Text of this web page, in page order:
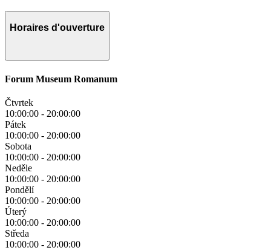
Horaires d'ouverture
Forum Museum Romanum
Čtvrtek
10:00:00 - 20:00:00
Pátek
10:00:00 - 20:00:00
Sobota
10:00:00 - 20:00:00
Neděle
10:00:00 - 20:00:00
Pondělí
10:00:00 - 20:00:00
Úterý
10:00:00 - 20:00:00
Středa
10:00:00 - 20:00:00